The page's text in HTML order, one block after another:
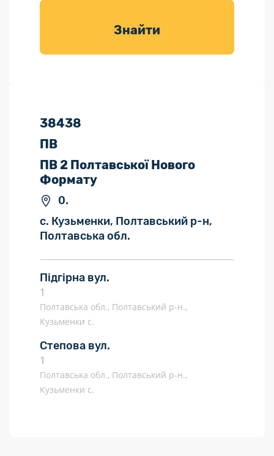
товарів для
Знайти
38438
ПВ
ПВ 2 Полтавської Нового
Формату
0.
с. Кузьменки, Полтавський р-н,
Полтавська обл.
Підгірна вул.
1
Полтавська обл., Полтавський р-н.,
Кузьменки с.
Степова вул.
1
Полтавська обл., Полтавський р-н.,
Кузьменки с.